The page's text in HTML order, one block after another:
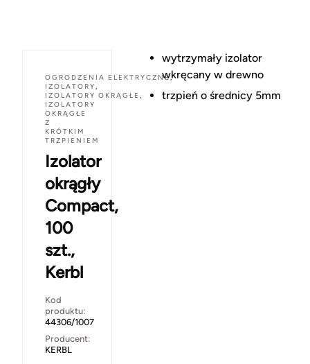
OGRODZENIA ELEKTRYCZNE,
IZOLATORY,
IZOLATORY OKRĄGŁE ,
IZOLATORY
OKRĄGŁE
Z
KRÓTKIM
TRZPIENIEM
Izolator
okrągły
Compact,
100
szt.,
Kerbl
Kod
produktu:
44306/1007
Producent:
KERBL
wytrzymały izolator
wkręcany w drewno
trzpień o średnicy 5mm